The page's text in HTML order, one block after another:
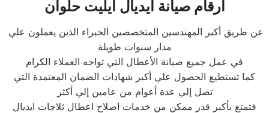
ارقام صيانة ايديال ايليت حلوان
مدار سنوات طويلة
في عمل جميع صيانة الأعطال التي تواجه العملاء الكرام
كما تستطيع الحصول علي أكبر شهادات الضمان المعتمدة التي
تصل إلي عدة أعوام من عامين إلي أكثر
فتمتع بأكبر قدر ممكن من خدمات اصلاح اعطال ثلاجات ايديال